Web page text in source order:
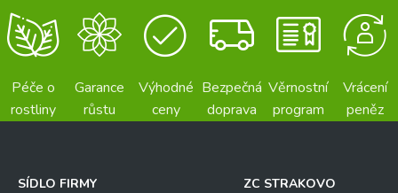
Péče o
rostliny
Garance
růstu
Výhodné
ceny
Bezpečná
doprava
Věrnostní
program
Vrácení
peněz
SÍDLO FIRMY
ZC STRAKOVO